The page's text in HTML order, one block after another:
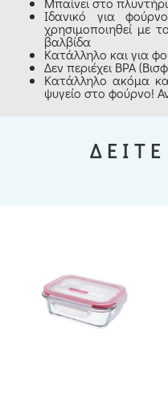
Ιδανικό για
χρησιμοποιηθεί με
βαλβίδα
Κατάλληλο και για
Δεν περιέχει BPA
Κατάλληλο ακόμα
ψυγείο στο φούρνο!